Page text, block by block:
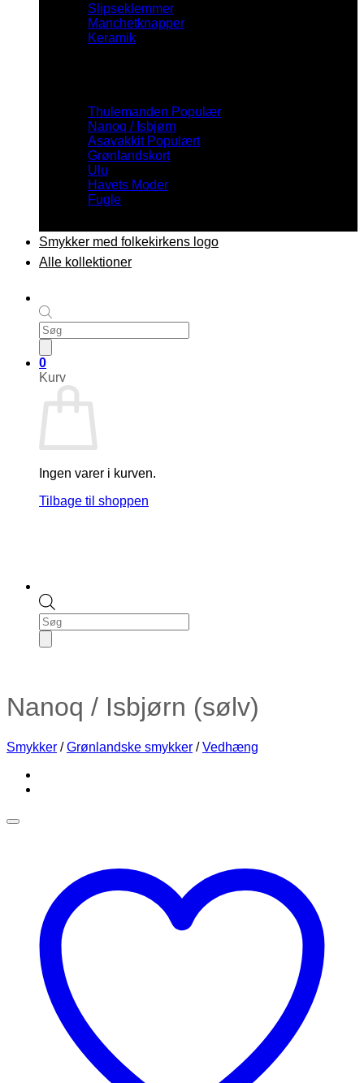
Products
search
0
Kurv
Ingen varer i kurven.
Tilbage til shoppen
Slipseklemmer
Manchetknapper
Keramik
Thulemanden
Nanoq / Isbjørn
Asavakkit
Grønlandskort
Ulu
Havets Moder
Fugle
Smykker med folkekirkens logo
Alle kollektioner
Products
search
Nanoq / Isbjørn (sølv)
Smykker / Grønlandske smykker / Vedhæng